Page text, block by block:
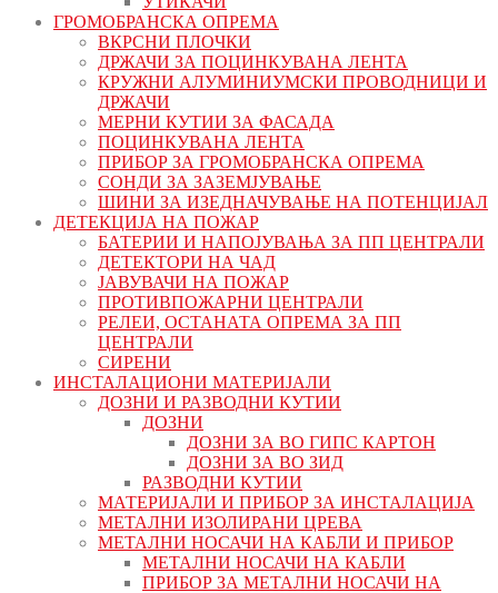
ГРОМОБРАНСКА ОПРЕМА
ВКРСНИ ПЛОЧКИ
ДРЖАЧИ ЗА ПОЦИНКУВАНА ЛЕНТА
КРУЖНИ АЛУМИНИУМСКИ ПРОВОДНИЦИ И
ДРЖАЧИ
МЕРНИ КУТИИ ЗА ФАСАДА
ПОЦИНКУВАНА ЛЕНТА
ПРИБОР ЗА ГРОМОБРАНСКА ОПРЕМА
СОНДИ ЗА ЗАЗЕМЈУВАЊЕ
ШИНИ ЗА ИЗЕДНАЧУВАЊЕ НА ПОТЕНЦИЈАЛ
ДЕТЕКЦИЈА НА ПОЖАР
БАТЕРИИ И НАПОЈУВАЊА ЗА ПП ЦЕНТРАЛИ
ДЕТЕКТОРИ НА ЧАД
ЈАВУВАЧИ НА ПОЖАР
ПРОТИВПОЖАРНИ ЦЕНТРАЛИ
РЕЛЕИ, ОСТАНАТА ОПРЕМА ЗА ПП
ЦЕНТРАЛИ
СИРЕНИ
ИНСТАЛАЦИОНИ МАТЕРИЈАЛИ
ДОЗНИ И РАЗВОДНИ КУТИИ
ДОЗНИ
ДОЗНИ ЗА ВО ГИПС КАРТОН
ДОЗНИ ЗА ВО ЗИД
РАЗВОДНИ КУТИИ
МАТЕРИЈАЛИ И ПРИБОР ЗА ИНСТАЛАЦИЈА
МЕТАЛНИ ИЗОЛИРАНИ ЦРЕВА
МЕТАЛНИ НОСАЧИ НА КАБЛИ И ПРИБОР
МЕТАЛНИ НОСАЧИ НА КАБЛИ
ПРИБОР ЗА МЕТАЛНИ НОСАЧИ НА